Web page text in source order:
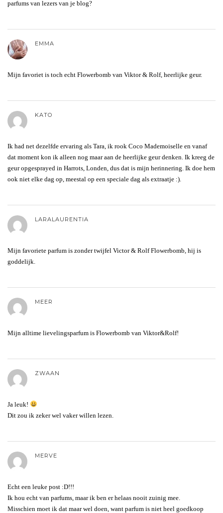
parfums van lezers van je blog?
EMMA
Mijn favoriet is toch echt Flowerbomb van Viktor & Rolf, heerlijke geur.
KATO
Ik had net dezelfde ervaring als Tara, ik rook Coco Mademoiselle en vanaf
dat moment kon ik alleen nog maar aan de heerlijke geur denken. Ik kreeg de
geur opgesprayed in Harrots, Londen, dus dat is mijn herinnering. Ik doe hem
ook niet elke dag op, meestal op een speciale dag als extraatje :).
LARALAURENTIA
Mijn favoriete parfum is zonder twijfel Victor & Rolf Flowerbomb, hij is
goddelijk.
MEER
Mijn alltime lievelingsparfum is Flowerbomb van Viktor&Rolf!
ZWAAN
Ja leuk!
Dit zou ik zeker wel vaker willen lezen.
MERVE
Echt een leuke post :D!!!
Ik hou echt van parfums, maar ik ben er helaas nooit zuinig mee.
Misschien moet ik dat maar wel doen, want parfum is niet heel goedkoop